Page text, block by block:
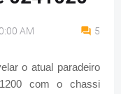
AM 5
o atual paradeiro
com o chassi